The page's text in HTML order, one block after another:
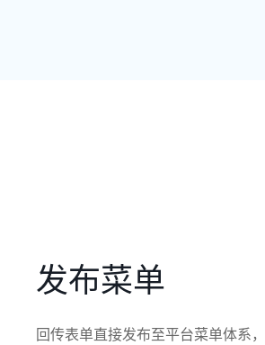
发布菜单
回传表单直接发布至平台菜单体系